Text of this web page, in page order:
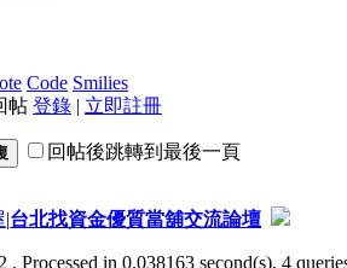
Code Smilies
帖 登錄 | 立即註冊
回帖後跳轉到最後一頁
|台北找資金優質當舖交流論壇
, Processed in 0.038163 second(s), 4